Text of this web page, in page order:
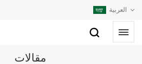
العربية
مقالات